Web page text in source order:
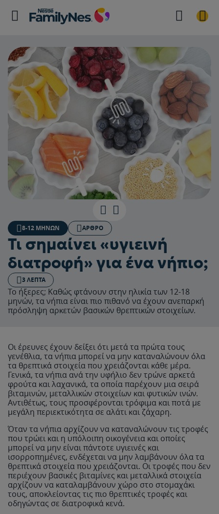
8-12 ΜΗΝΏΝ ΆΡΘΡΟ
Τι σημαίνει «υγιεινή
διατροφή» για ένα νήπιο;
3 ΛΕΠΤΆ
Το ήξερες; Καθώς φτάνουν στην ηλικία των 12-18
μηνών, τα νήπια είναι πιο πιθανό να έχουν ανεπαρκή
πρόσληψη αρκετών βασικών θρεπτικών στοιχείων.
Οι έρευνες έχουν δείξει ότι μετά τα πρώτα τους
γενέθλια, τα νήπια μπορεί να μην καταναλώνουν όλα
τα θρεπτικά στοιχεία που χρειάζονται κάθε μέρα.
Γενικά, τα νήπια ανά την υφήλιο δεν τρώνε αρκετά
φρούτα και λαχανικά, τα οποία παρέχουν μια σειρά
βιταμινών, μεταλλικών στοιχείων και φυτικών ινών.
Αντιθέτως, τους προσφέρονται τρόφιμα και ποτά με
μεγάλη περιεκτικότητα σε αλάτι και ζάχαρη.
Όταν τα νήπια αρχίζουν να καταναλώνουν τις τροφές
που τρώει και η υπόλοιπη οικογένεια και οποίες
μπορεί να μην είναι πάντοτε υγιεινές και
ισορροπημένες, ενδέχεται να μην λαμβάνουν όλα τα
θρεπτικά στοιχεία που χρειάζονται. Οι τροφές που δεν
περιέχουν βασικές βιταμίνες και μεταλλικά στοιχεία
αρχίζουν να καταλαμβάνουν χώρο στο στομαχάκι
τους, αποκλείοντας τις πιο θρεπτικές τροφές και
οδηγώντας σε διατροφικά κενά.